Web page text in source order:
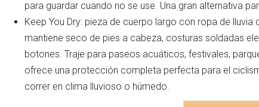
para guardar cuando no se use. Una gran alternativa
Keep You Dry: pieza de cuerpo largo con ropa de
mantiene seco de pies a cabeza, costuras soldadas
botones. Traje para paseos acuáticos, festivales,
ofrece una protección completa perfecta para el
correr en clima lluvioso o húmedo.